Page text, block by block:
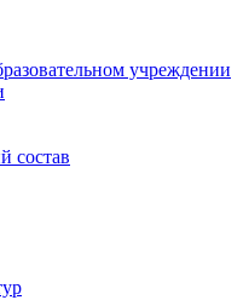
учреждении
состав